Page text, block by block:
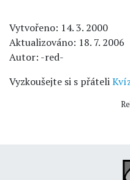
Vytvořeno: 14. 3. 2000
Aktualizováno: 18. 7. 2006
Autor: -red-
Vyzkoušejte si s přáteli